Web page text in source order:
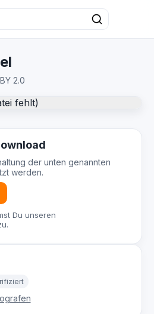
2.0
der unten genannten
werden.
Du unseren